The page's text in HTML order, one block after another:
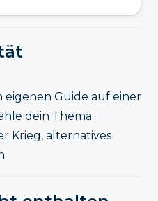
eigenen Guide auf einer
dein Thema:
Krieg, alternatives